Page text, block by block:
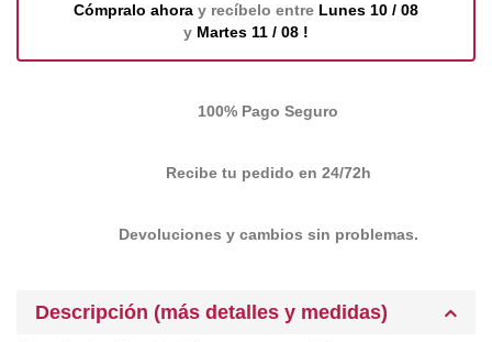
Cómpralo ahora y recíbelo entre Lunes 10 / 08
y Martes 11 / 08 !
100% Pago Seguro
Recibe tu pedido en 24/72h
Devoluciones y cambios sin problemas.
Descripción (más detalles y medidas)